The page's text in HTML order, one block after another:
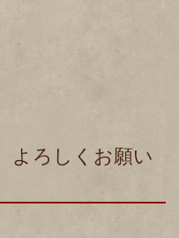
よろしくお願い